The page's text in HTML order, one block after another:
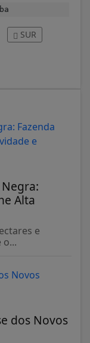
SUR
Alta
e
dos Novos